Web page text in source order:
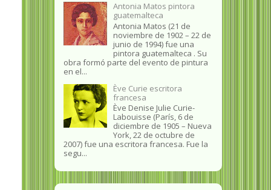
Antonia Matos pintora
guatemalteca
Antonia Matos (21 de
noviembre de 1902 – 22 de
junio de 1994) fue una
pintora guatemalteca . Su
obra formó parte del evento de pintura
en el...
Ève Curie escritora
francesa
Ève Denise Julie Curie-
Labouisse (París, 6 de
diciembre de 1905 – Nueva
York, 22 de octubre de
2007) fue una escritora francesa. Fue la
segu...